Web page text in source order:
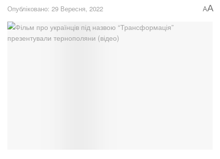
Опубліковано: 29 Вересня, 2022 AA